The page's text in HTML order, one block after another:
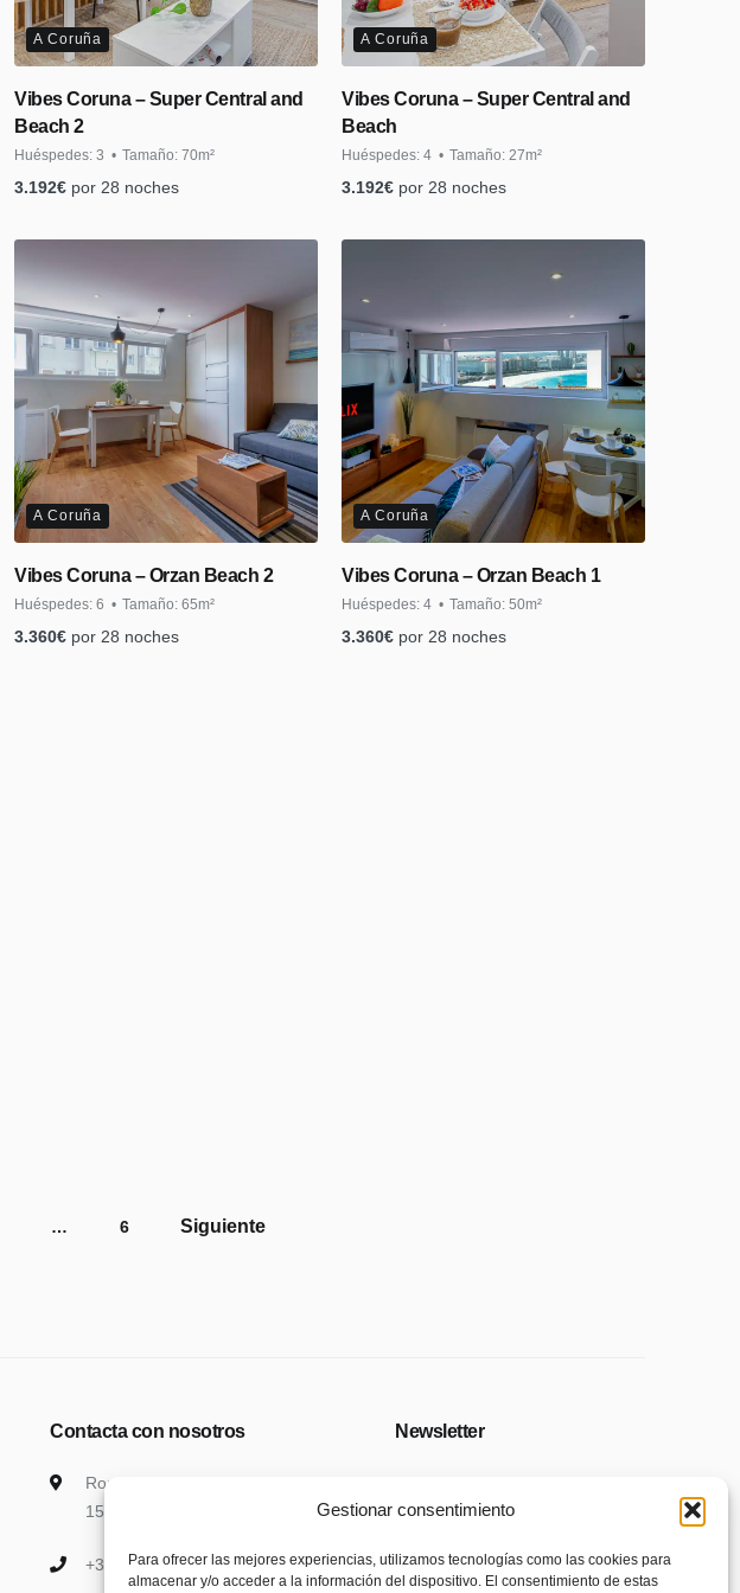
Gestionar consentimiento
Para ofrecer las mejores experiencias, utilizamos tecnologías como las cookies para
almacenar y/o acceder a la información del dispositivo. El consentimiento de estas
A Coruña
Vibes Coruna – Super Central and
Beach 2
Huéspedes: 3 Tamaño: 70m²
3.192€ por 28 noches
A Coruña
Vibes Coruna – Super Central and
Beach
Huéspedes: 4 Tamaño: 27m²
3.192€ por 28 noches
A Coruña
Vibes Coruna – Orzan Beach 2
Huéspedes: 6 Tamaño: 65m²
3.360€ por 28 noches
A Coruña
Vibes Coruna – Orzan Beach 1
Huéspedes: 4 Tamaño: 50m²
3.360€ por 28 noches
… 6
Contacta con nosotros
Ronda de Outeiro 265
15010, A Coruña
+34 666 92 30 15
Newsletter
suscripción. Ponte en contacto
por favor.